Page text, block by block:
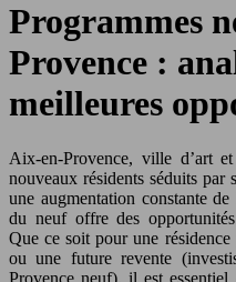
Programmes
Provence :
meilleures
Aix-en-Provence, ville d’art
nouveaux résidents séduits
une augmentation constante
du neuf offre des
Que ce soit pour une
ou une future revente
Provence neuf), il est